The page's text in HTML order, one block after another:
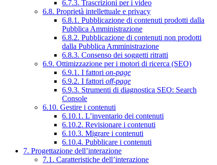
6.7.3. Trascrizioni per i video
6.8. Proprietà intellettuale e privacy
6.8.1. Pubblicazione di contenuti prodotti dalla
Pubblica Amministrazione
6.8.2. Pubblicazione di contenuti non prodotti
dalla Pubblica Amministrazione
6.8.3. Consenso dei soggetti ritratti
6.9. Ottimizzazione per i motori di ricerca (SEO)
6.9.1. I fattori on-page
6.9.2. I fattori off-page
6.9.3. Strumenti di diagnostica SEO: Search
Console
6.10. Gestire i contenuti
6.10.1. L’inventario dei contenuti
6.10.2. Revisionare i contenuti
6.10.3. Migrare i contenuti
6.10.4. Pubblicare i contenuti
7. Progettazione dell’interazione
7.1. Caratteristiche dell’interazione